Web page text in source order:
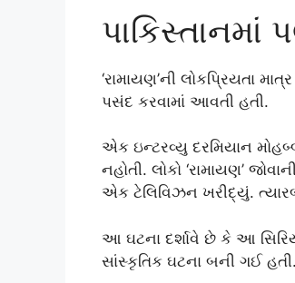
પાકિસ્તાનમાં
‘રામાયણ’ની લોકપ્રિયતા
પસંદ કરવામાં આવતી હતી.
એક ઇન્ટરવ્યુ દરમિયાન
નહોતી. લોકો ‘રામાયણ’
એક ટેલિવિઝન ખરીદ્યું.
આ ઘટના દર્શાવે છે કે આ
સાંસ્કૃતિક ઘટના બની ગઈ હતી.